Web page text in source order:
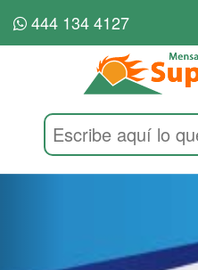
444 134 4127